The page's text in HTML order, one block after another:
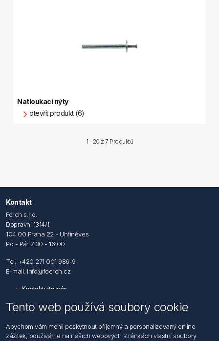
Natloukací nýty
otevřít produkt (6)
1 - 20 z7 Produktů
Kontakt
Förch s.r.o.
Dopravní 1314/1
104 00 Praha 22 - Uhříněves
Po - Pá: 7:30 - 16:00
Tel: +420 271 001 986-9
E-mail: info@foerch.cz
Kontaktujte nás
Hledat
Tento web používá soubory cookie
Abychom vám mohli poskytnout příjemný a personalizovaný online
zážitek, používáme na našich webových stránkách vlastní soubory